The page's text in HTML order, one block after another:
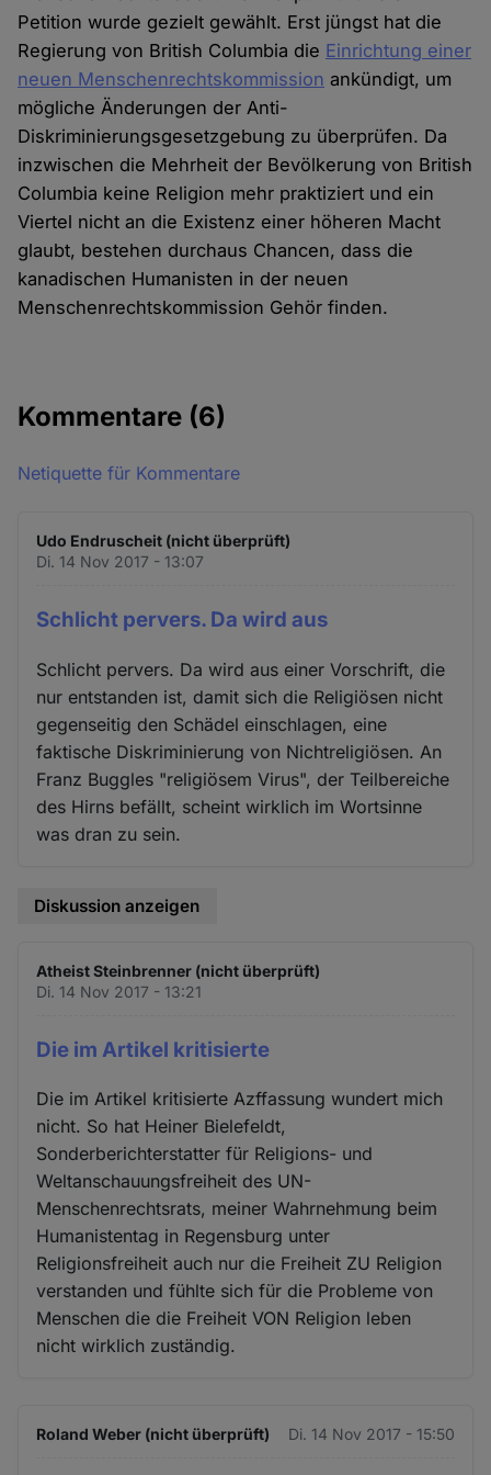
Petition wurde gezielt gewählt. Erst jüngst hat die
Regierung von British Columbia die Einrichtung einer
neuen Menschenrechtskommission ankündigt, um
mögliche Änderungen der Anti-
Diskriminierungsgesetzgebung zu überprüfen. Da
inzwischen die Mehrheit der Bevölkerung von British
Columbia keine Religion mehr praktiziert und ein
Viertel nicht an die Existenz einer höheren Macht
glaubt, bestehen durchaus Chancen, dass die
kanadischen Humanisten in der neuen
Menschenrechtskommission Gehör finden.
Kommentare (6)
Netiquette für Kommentare
Udo Endruscheit (nicht überprüft)
Di. 14 Nov 2017 - 13:07
Schlicht pervers. Da wird aus
Schlicht pervers. Da wird aus einer Vorschrift, die
nur entstanden ist, damit sich die Religiösen nicht
gegenseitig den Schädel einschlagen, eine
faktische Diskriminierung von Nichtreligiösen. An
Franz Buggles "religiösem Virus", der Teilbereiche
des Hirns befällt, scheint wirklich im Wortsinne
was dran zu sein.
Diskussion anzeigen
Atheist Steinbrenner (nicht überprüft)
Di. 14 Nov 2017 - 13:21
Die im Artikel kritisierte
Die im Artikel kritisierte Azffassung wundert mich
nicht. So hat Heiner Bielefeldt,
Sonderberichterstatter für Religions- und
Weltanschauungsfreiheit des UN-
Menschenrechtsrats, meiner Wahrnehmung beim
Humanistentag in Regensburg unter
Religionsfreiheit auch nur die Freiheit ZU Religion
verstanden und fühlte sich für die Probleme von
Menschen die die Freiheit VON Religion leben
nicht wirklich zuständig.
Roland Weber (nicht überprüft) Di. 14 Nov 2017 - 15:50